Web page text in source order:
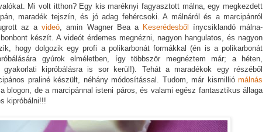
Mi volt itthon? Egy kis maréknyi fagyasztott málna, egy megkezdett
maradék tejszín, és jó adag fehércsoki. A málnáról és a marcipánról
az avideó, amin Wagner Bea a Keserédesből
ínycsiklandó málna-
készít. A videót érdemes megnézni, nagyon hangulatos, és nagyon
hogy dolgozik egy profi a polikarbonát formákkal (én is a polikarbonát
gyúrok elméletben, így többször megnéztem már; a héten,
gyakorlati kipróbálásra is sor kerül!). Tehát a maradékok egy részéből
praliné készült, néhány módosítással. Tudom, már kismillió málnás
blogon, de a marcipánnal isteni páros, és valami egész fantasztikus állaga
kipróbálni!!!